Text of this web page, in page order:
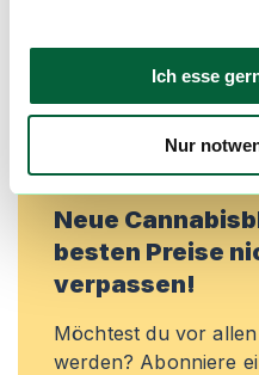
Ich esse
Nur
Jetzt registrieren
Neue
besten Preise
verpassen!
Möchtest du vor
werden? Abonniere